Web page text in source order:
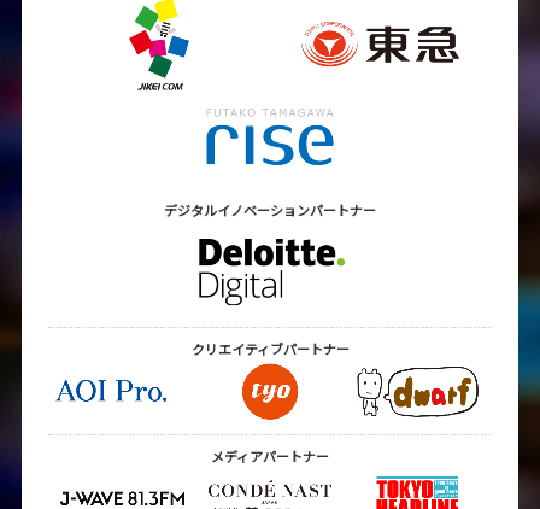
デジタルイノベーションパートナー
クリエイティブパートナー
メディアパートナー